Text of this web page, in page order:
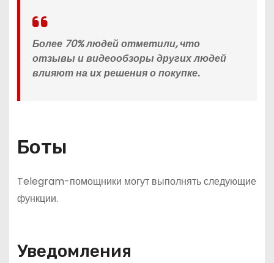
Более 70% людей отметили, что
отзывы и видеообзоры других людей
влияют на их решения о покупке.
Боты
Telegram-помощники могут выполнять следующие
функции.
Уведомления